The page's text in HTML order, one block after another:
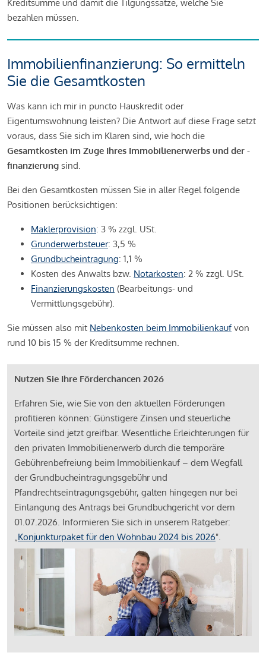
Kreditsumme und damit die Tilgungssätze, welche Sie
bezahlen müssen.
Immobilienfinanzierung: So ermitteln
Sie die Gesamtkosten
Was kann ich mir in puncto Hauskredit oder
Eigentumswohnung leisten? Die Antwort auf diese Frage setzt
voraus, dass Sie sich im Klaren sind, wie hoch die
Gesamtkosten im Zuge Ihres Immobilienerwerbs und der -
finanzierung sind.
Bei den Gesamtkosten müssen Sie in aller Regel folgende
Positionen berücksichtigen:
Maklerprovision: 3 % zzgl. USt.
Grunderwerbsteuer: 3,5 %
Grundbucheintragung: 1,1 %
Kosten des Anwalts bzw. Notarkosten: 2 % zzgl. USt.
Finanzierungskosten (Bearbeitungs- und
Vermittlungsgebühr).
Sie müssen also mit Nebenkosten beim Immobilienkaufvon
rund 10 bis 15 % der Kreditsumme rechnen.
Nutzen Sie Ihre Förderchancen 2026
Erfahren Sie, wie Sie von den aktuellen Förderungen
profitieren können: Günstigere Zinsen und steuerliche
Vorteile sind jetzt greifbar. Wesentliche Erleichterungen für
den privaten Immobilienerwerb durch die temporäre
Gebührenbefreiung beim Immobilienkauf – dem Wegfall
der Grundbucheintragungsgebühr und
Pfandrechtseintragungsgebühr, galten hingegen nur bei
Einlangung des Antrags bei Grundbuchgericht vor dem
01.07.2026. Informieren Sie sich in unserem Ratgeber:
„Konjunkturpaket für den Wohnbau 2024 bis 2026".